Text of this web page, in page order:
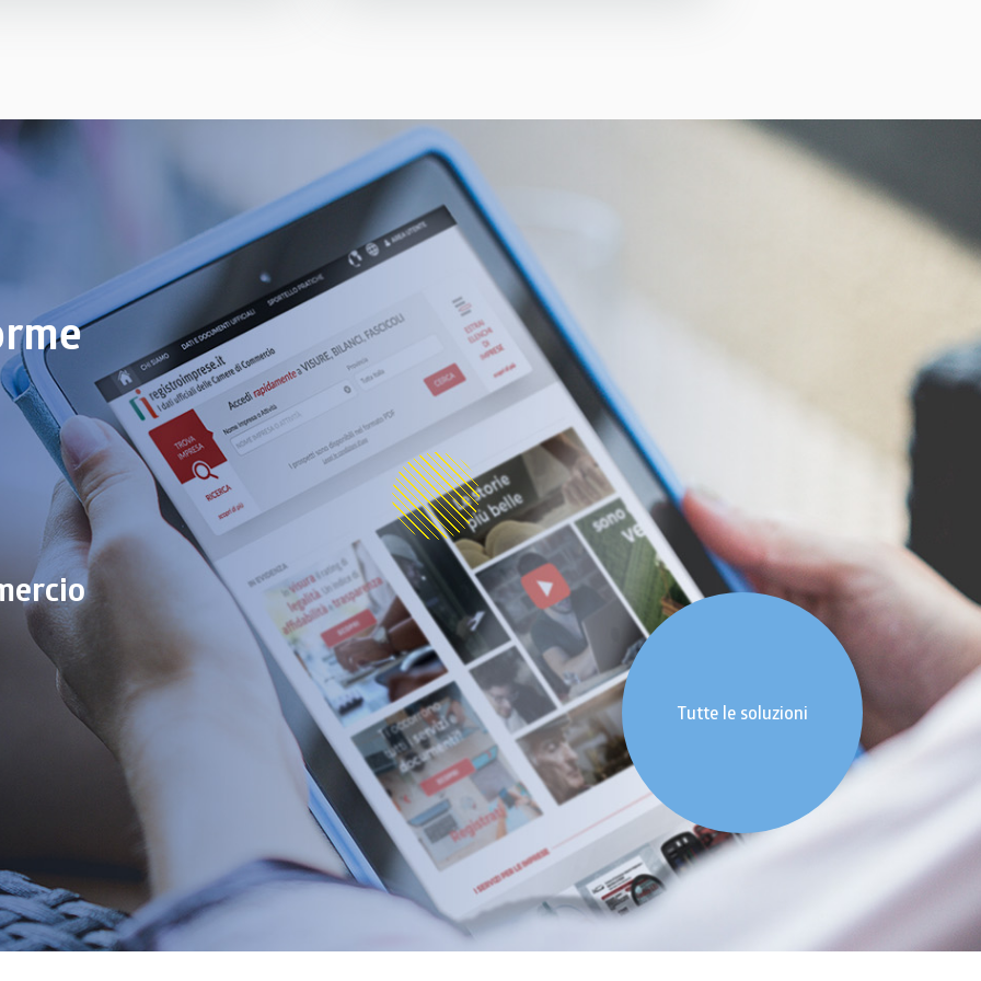
punto di riferimento nell’analisi
l'articolo su La Repubblica
Tutte le soluzioni